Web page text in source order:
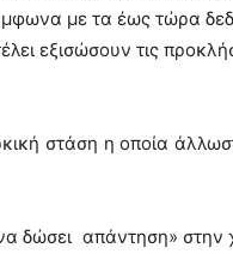
με τα έως τώρα
εξισώσουν τις
στάση η οποία
δώσει απάντηση»